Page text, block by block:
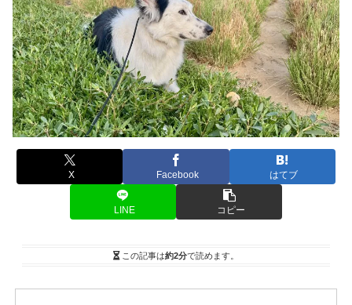
X Facebook はてブ
LINE コピー
この記事は約2分で読めます。